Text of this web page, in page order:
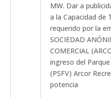
MW. Dar a
a la Capacidad de
requerido por la
SOCIEDAD
COMERCIAL
ingreso del
(PSFV) Arcor
potencia